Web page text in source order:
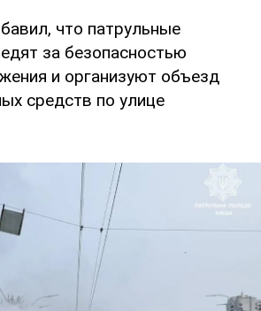
что патрульные
за безопасностью
и организуют объезд
средств по улице